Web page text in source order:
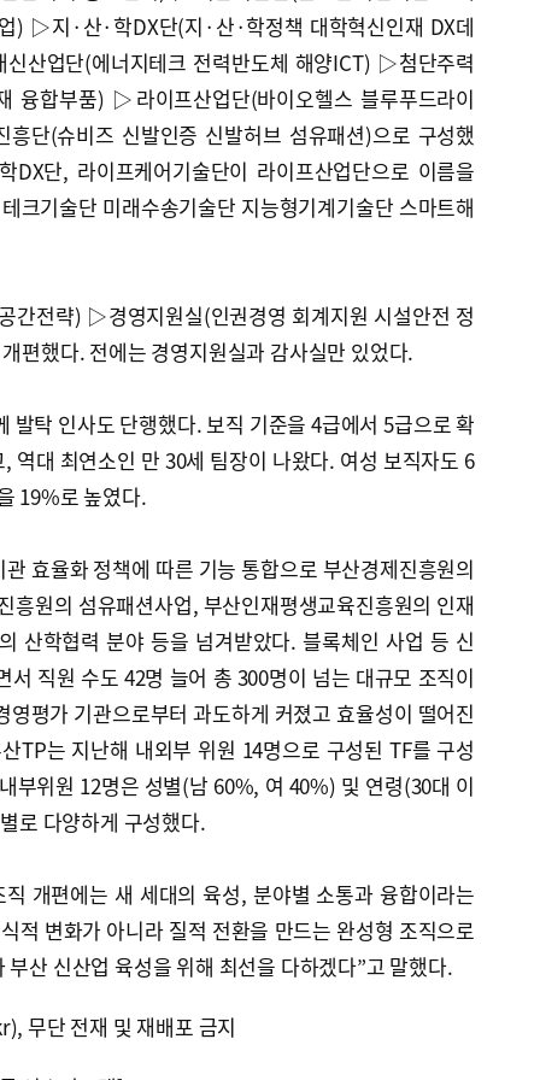
) ▷지·산·학DX단(지·산·학정책 대학혁신인재 DX데
산업단(에너지테크 전력반도체 해양ICT) ▷첨단주력
융합부품) ▷라이프산업단(바이오헬스 블루푸드라이
단(슈비즈 신발인증 신발허브 섬유패션)으로 구성했
DX단, 라이프케어기술단이 라이프산업단으로 이름을
크기술단 미래수송기술단 지능형기계기술단 스마트해
간전략) ▷경영지원실(인권경영 회계지원 시설안전 정
편했다. 전에는 경영지원실과 감사실만 있었다.
발탁 인사도 단행했다. 보직 기준을 4급에서 5급으로 확
역대 최연소인 만 30세 팀장이 나왔다. 여성 보직자도 6
19%로 높였다.
효율화 정책에 따른 기능 통합으로 부산경제진흥원의
흥원의 섬유패션사업, 부산인재평생교육진흥원의 인재
산학협력 분야 등을 넘겨받았다. 블록체인 사업 등 신
서 직원 수도 42명 늘어 총 300명이 넘는 대규모 조직이
평가 기관으로부터 과도하게 커졌고 효율성이 떨어진
TP는 지난해 내외부 위원 14명으로 구성된 TF를 구성
부위원 12명은 성별(남 60%, 여 40%) 및 연령(30대 이
로 다양하게 구성했다.
개편에는 새 세대의 육성, 분야별 소통과 융합이라는
적 변화가 아니라 질적 전환을 만드는 완성형 조직으로
산 신산업 육성을 위해 최선을 다하겠다”고 말했다.
무단 전재 및 재배포 금지